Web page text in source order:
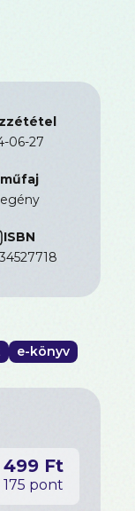
06-27
műfaj
ISBN
e-könyv
499 Ft
175 pont